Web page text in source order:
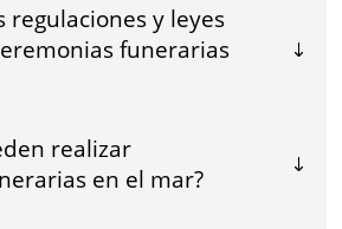
regulaciones y leyes
funerarias
realizar
en el mar?